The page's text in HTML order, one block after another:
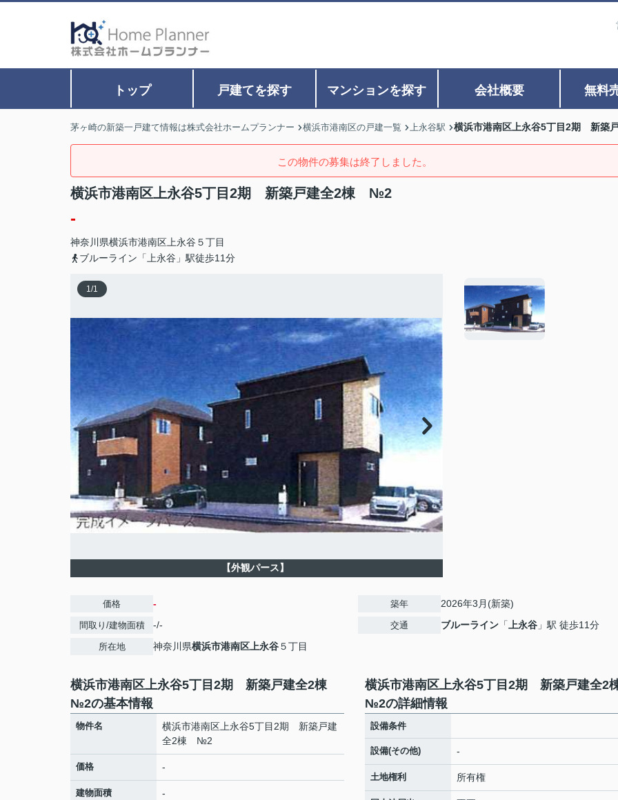
トップ 戸建てを探す マンションを探す 会社概要 無料
茅ヶ崎の新築一戸建て情報は株式会社ホームプランナー 横浜市港南区の戸建一覧 上永谷駅 横浜市港南区上永谷5丁目2期 新
この物件の募集は終了しました。
横浜市港南区上永谷5丁目2期 新築戸建全2棟 №2
-
神奈川県横浜市港南区 上永谷 ５丁目
ブルーライン「上永谷」駅徒歩11分
1/1
【外観パース】
価格 -
間取り/建物面積 -/-
所在地 神奈川県横浜市港南区 上永谷５丁目
築年 2026年3月(新築)
交通 ブルーライン 「 上永谷 」駅 徒歩11分
横浜市港南区上永谷5丁目2期 新築戸建全2棟
№2の基本情報
物件名
横浜市港南区上永谷5丁目2期 新築戸建
全2棟 №2
価格 -
建物面積 -
横浜市港南区上永谷5丁目2期 新築戸建全2
№2の詳細情報
設備条件
設備(その他) -
土地権利 所有権